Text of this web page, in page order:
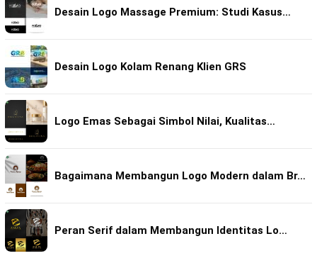
Desain Logo Massage Premium: Studi Kasus…
Desain Logo Kolam Renang Klien GRS
Logo Emas Sebagai Simbol Nilai, Kualitas…
Bagaimana Membangun Logo Modern dalam Br…
Peran Serif dalam Membangun Identitas Lo…